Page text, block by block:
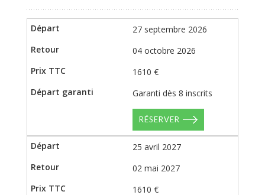
27 septembre 2026
04 octobre 2026
1610 €
Garanti dès 8 inscrits
RÉSERVER
25 avril 2027
02 mai 2027
1610 €